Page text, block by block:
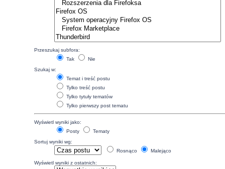
Przeszukaj subfora:
Tak
Nie
Szukaj w:
Temat i treść postu
Tylko treść postu
Tylko tytuły tematów
Tylko pierwszy post tematu
Wyświetl wyniki jako:
Posty
Tematy
Sortuj wyniki wg:
Rosnąco
Malejąco
Wyświetl wyniki z ostatnich: